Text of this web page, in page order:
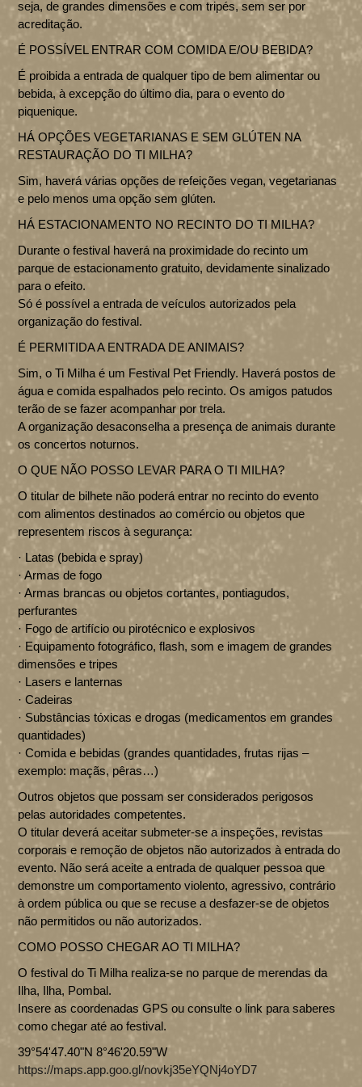
seja, de grandes dimensões e com tripés, sem ser por
acreditação.
É POSSÍVEL ENTRAR COM COMIDA E/OU BEBIDA?
É proibida a entrada de qualquer tipo de bem alimentar ou
bebida, à excepção do último dia, para o evento do
piquenique.
HÁ OPÇÕES VEGETARIANAS E SEM GLÚTEN NA
RESTAURAÇÃO DO TI MILHA?
Sim, haverá várias opções de refeições vegan, vegetarianas
e pelo menos uma opção sem glúten.
HÁ ESTACIONAMENTO NO RECINTO DO TI MILHA?
Durante o festival haverá na proximidade do recinto um
parque de estacionamento gratuito, devidamente sinalizado
para o efeito.
Só é possível a entrada de veículos autorizados pela
organização do festival.
É PERMITIDA A ENTRADA DE ANIMAIS?
Sim, o Ti Milha é um Festival Pet Friendly. Haverá postos de
água e comida espalhados pelo recinto. Os amigos patudos
terão de se fazer acompanhar por trela.
A organização desaconselha a presença de animais durante
os concertos noturnos.
O QUE NÃO POSSO LEVAR PARA O TI MILHA?
O titular de bilhete não poderá entrar no recinto do evento
com alimentos destinados ao comércio ou objetos que
representem riscos à segurança:
· Latas (bebida e spray)
· Armas de fogo
· Armas brancas ou objetos cortantes, pontiagudos,
perfurantes
· Fogo de artifício ou pirotécnico e explosivos
· Equipamento fotográfico, flash, som e imagem de grandes
dimensões e tripes
· Lasers e lanternas
· Cadeiras
· Substâncias tóxicas e drogas (medicamentos em grandes
quantidades)
· Comida e bebidas (grandes quantidades, frutas rijas –
exemplo: maçãs, pêras…)
Outros objetos que possam ser considerados perigosos
pelas autoridades competentes.
O titular deverá aceitar submeter-se a inspeções, revistas
corporais e remoção de objetos não autorizados à entrada do
evento. Não será aceite a entrada de qualquer pessoa que
demonstre um comportamento violento, agressivo, contrário
à ordem pública ou que se recuse a desfazer-se de objetos
não permitidos ou não autorizados.
COMO POSSO CHEGAR AO TI MILHA?
O festival do Ti Milha realiza-se no parque de merendas da
Ilha, Ilha, Pombal.
Insere as coordenadas GPS ou consulte o link para saberes
como chegar até ao festival.
39°54'47.40"N 8°46'20.59"W
https://maps.app.goo.gl/novkj35eYQNj4oYD7